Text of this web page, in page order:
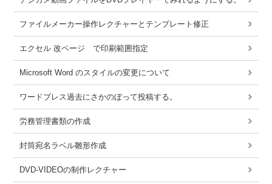
ファイルメーカー操作レクチャーとテンプレート修正
エクセル 改ページ で印刷範囲指定
Microsoft Word のスタイルの変更について
ワードブレス過去にさかのぼって投稿する。
労務管理書類の作成
封筒宛名ラベル雛形作成
DVD-VIDEOの制作レクチャー